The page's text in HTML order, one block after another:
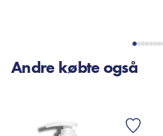
Andre købte også